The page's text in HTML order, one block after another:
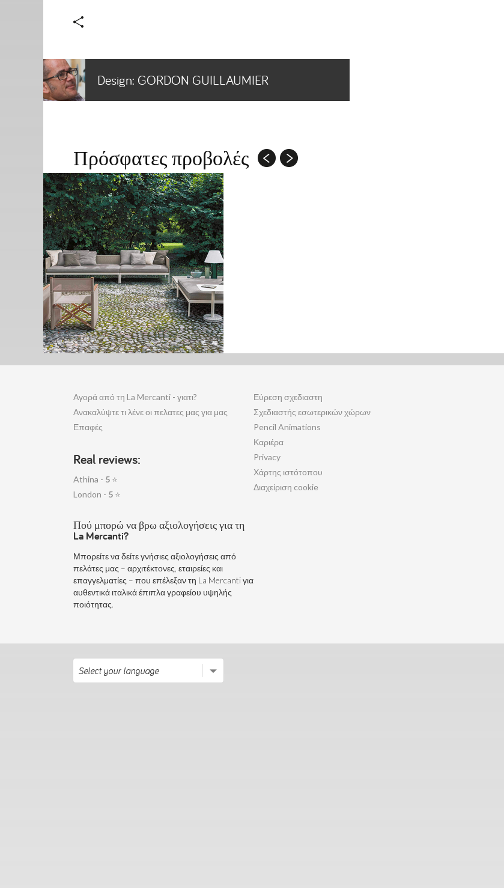
Design: GORDON GUILLAUMIER
Πρόσφατες προβολές
Αγορά από τη La Mercanti - γιατι?
Ανακαλύψτε τι λένε οι πελατες μας για μας
Επαφές
Real reviews:
Athina - 5 ⭐
London - 5 ⭐
Πού μπορώ να βρω αξιολογήσεις για τη
La Mercanti?
Μπορείτε να δείτε γνήσιες αξιολογήσεις από
πελάτες μας – αρχιτέκτονες, εταιρείες και
επαγγελματίες – που επέλεξαν τη La Mercanti για
αυθεντικά ιταλικά έπιπλα γραφείου υψηλής
ποιότητας.
Εύρεση σχεδιαστη
Σχεδιαστής εσωτερικών χώρων
Pencil Animations
Καριέρα
Privacy
Χάρτης ιστότοπου
Διαχείριση cookie